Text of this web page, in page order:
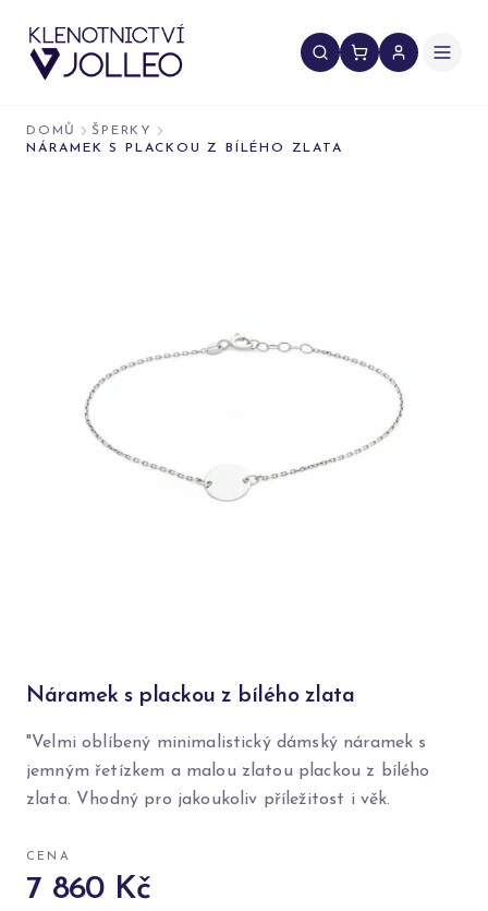
DOMŮ
ŠPERKY
NÁRAMEK S PLACKOU Z BÍLÉHO ZLATA
Náramek s plackou z bílého zlata
"Velmi oblíbený minimalistický dámský náramek s
jemným řetízkem a malou zlatou plackou z bílého
zlata. Vhodný pro jakoukoliv příležitost i věk.
CENA
7 860 Kč